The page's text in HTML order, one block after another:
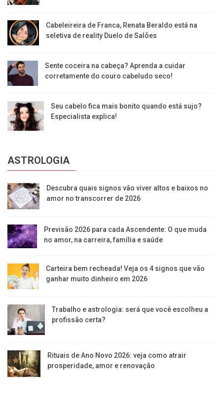
Cabeleireira de Franca, Renata Beraldo está na
seletiva de reality Duelo de Salões
Sente coceira na cabeça? Aprenda a cuidar
corretamente do couro cabeludo seco!
Seu cabelo fica mais bonito quando está sujo?
Especialista explica!
ASTROLOGIA
Descubra quais signos vão viver altos e baixos no
amor no transcorrer de 2026
Previsão 2026 para cada Ascendente: O que muda
no amor, na carreira, família e saúde
Carteira bem recheada! Veja os 4 signos que vão
ganhar muito dinheiro em 2026
Trabalho e astrologia: será que você escolheu a
profissão certa?
Rituais de Ano Novo 2026: veja como atrair
prosperidade, amor e renovação